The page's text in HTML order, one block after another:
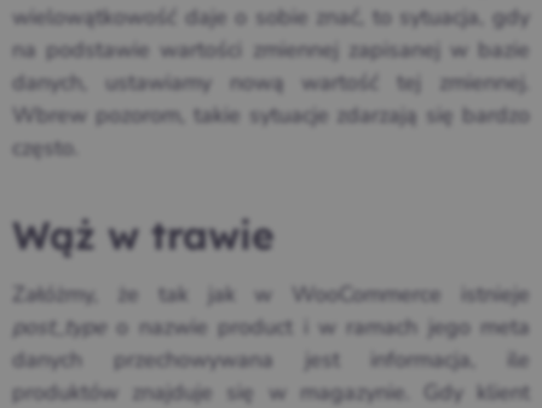
wielowątkowość daje o sobie znać, to sytuacja, gdy
na podstawie wartości zmiennej zapisanej w bazie
danych, ustawiamy nową wartość tej zmiennej.
Wbrew pozorom, takie sytuacje zdarzają się bardzo
często.
Wąż w trawie
Załóżmy, że tak jak w WooCommerce istnieje
post_type o nazwie product i w ramach jego meta
danych przechowywana jest informacja, ile
produktów znajduje się w magazynie. Gdy klient